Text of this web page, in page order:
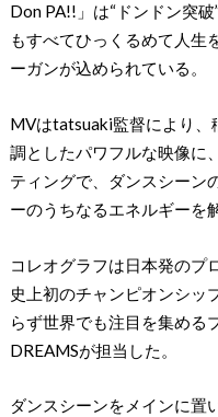
Don PA!!」は“ドンドン突
もすべてひっくるめて人生
ーガンが込められている。
MVはtatsuaki監督により、
調としたパワフルな映像に
ティングで、ダンスシーン
ーのうちなるエネルギーを
コレオグラフは日本発のプ
史上初のチャンピオンシッ
らず世界でも注目を集める
DREAMSが担当した。
ダンスシーンをメインに置